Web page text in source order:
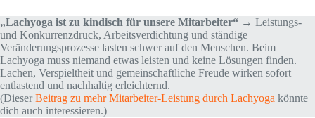
„Lachyoga ist zu kindisch für unsere Mitarbeiter“ → Leistungs-
und Konkurrenzdruck, Arbeitsverdichtung und ständige
Veränderungsprozesse lasten schwer auf den Menschen. Beim
Lachyoga muss niemand etwas leisten und keine Lösungen finden.
Lachen, Verspieltheit und gemeinschaftliche Freude wirken sofort
entlastend und nachhaltig erleichternd.
(DieserBeitrag zu mehr Mitarbeiter-Leistung durch Lachyoga könnte
dich auch interessieren.)